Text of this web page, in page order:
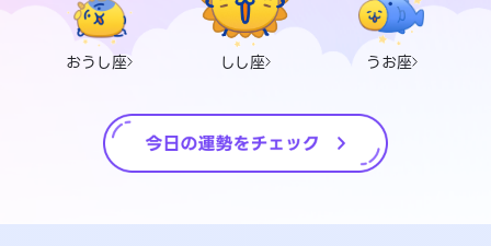
おうし座 しし座 うお座